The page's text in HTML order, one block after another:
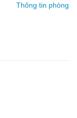
Thông tin phòng